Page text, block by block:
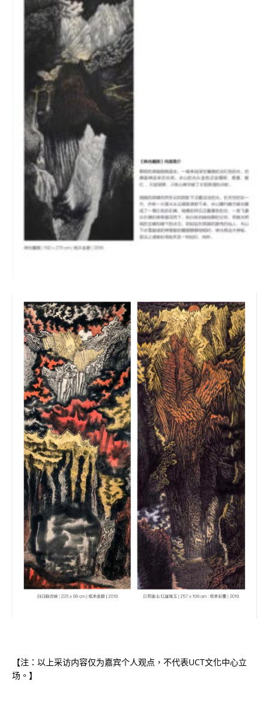
【注：以上采访内容仅为嘉宾个人观点，不代表UCT文化中心立
场。】